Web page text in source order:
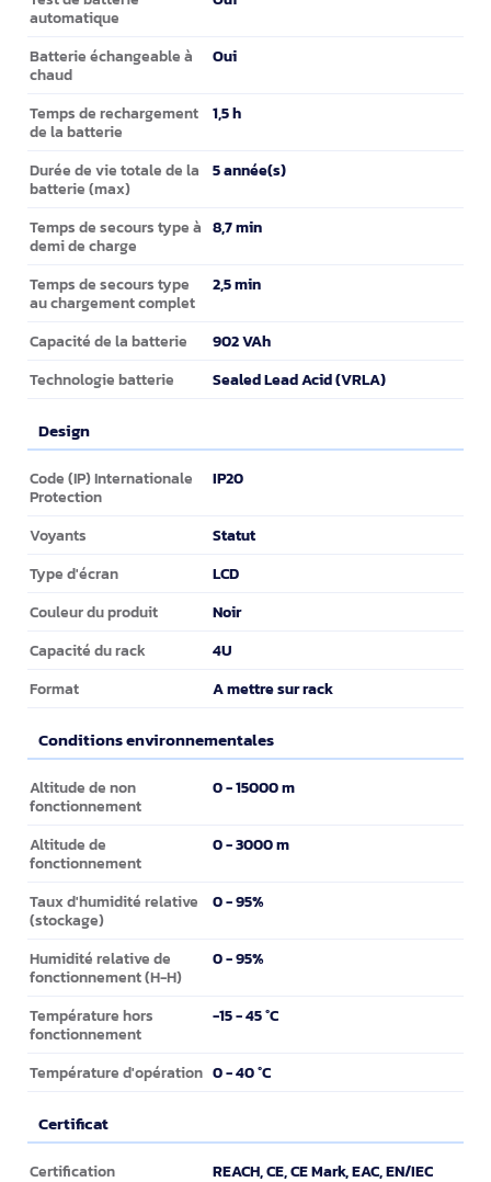
automatique
Batterie échangeable à
chaud
Oui
Temps de rechargement
de la batterie
1,5 h
Durée de vie totale de la
batterie (max)
5 année(s)
Temps de secours type à
demi de charge
8,7 min
Temps de secours type
au chargement complet
2,5 min
Capacité de la batterie 902 VAh
Technologie batterie Sealed Lead Acid (VRLA)
Design
Design
Code (IP) Internationale
Protection
IP20
Voyants Statut
Type d'écran LCD
Couleur du produit Noir
Capacité du rack 4U
Format A mettre sur rack
Conditions environnementales
Conditions environnementales
Altitude de non
fonctionnement
0 - 15000 m
Altitude de
fonctionnement
0 - 3000 m
Taux d'humidité relative
(stockage)
0 - 95%
Humidité relative de
fonctionnement (H-H)
0 - 95%
Température hors
fonctionnement
-15 - 45 °C
Température d'opération 0 - 40 °C
Certificat
Certificat
Certification
REACH, CE, CE Mark, EAC, EN/IEC